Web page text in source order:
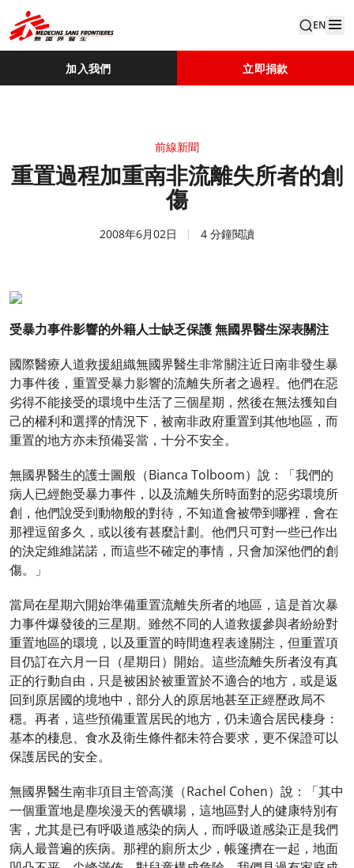
EN
加入我們 立即捐款
前線新聞
重置過程加重南非流離失所者的創
傷
2008年6月02日 4 分鐘閱讀
受暴力事件影響的外籍人士缺乏保護 無國界醫生深表關注
國際醫療人道救援組織無國界醫生非常關注近日南非發生暴
力事件後，重置受暴力影響的流離失所者之過程。他們在惡
劣得不能接受的環境中生活了三個星期，然後在無法獲知自
己的權利和選擇的情況下，被南非政府重置到其他地區，而
重置的地方亦未預備妥當，十分不安全。
無國界醫生的護士圖般（Bianca Tolboom）說：「我們的
病人已經飽受暴力事件，以及流離失所時面對的惡劣環境所
創，他們說受到動物般的對待，不知道會被帶到哪裡，會在
那裡逗留多久，或以後有甚麼計劃。他們只可對一些已作出
的決定維維諾諾，而這些不確定的事情，只會加深他們的創
傷。」
當局在星期六開始準備重置流離失所者的地區，這是首次暴
力事件爆發後的三星期。雖然不同的人道救援參與者紛紛對
重置地區的環境，以及重置的時間進程表達關注，但重置項
目仍訂在六月一日（星期日）開始。這些流離失所者沒有真
正的行動自由，只是被困於被重置於不適合的地方，或是返
回到原居國的境地中，部分人的原居地甚至正經歷政局不
穩。再者，這些預備重置居民的地方，仍未適合居民棲身：
基本的棲息、食水及衛生條件都未符合要求，更不保證可以
保護居民的安全。
無國界醫生南非項目主管高漢（Rachel Cohen）說：「其中
一個重置地是塵埃漫天的舊礦場，這地區對人的健康特別有
害，尤其是已有呼吸道感染的病人，而呼吸道感染正是我們
病人最普遍的疾病。那裡的廁所太少，帳篷擠在一起，地面